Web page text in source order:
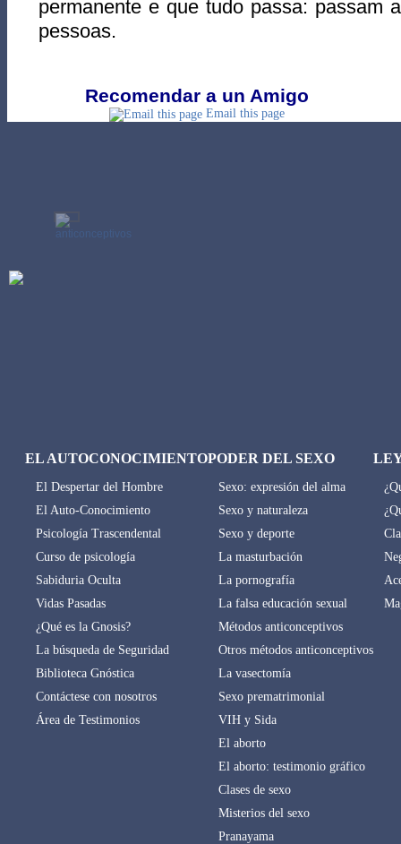
permanente e que tudo passa: passam
pessoas.
Recomendar a un Amigo
Email this page
EL AUTOCONOCIMIENTO
El Despertar del Hombre
El Auto-Conocimiento
Psicología Trascendental
Curso de psicología
Sabiduria Oculta
Vidas Pasadas
¿Qué es la Gnosis?
La búsqueda de Seguridad
Biblioteca Gnóstica
Contáctese con nosotros
Área de Testimonios
PODER DEL SEXO
Sexo: expresión del alma
Sexo y naturaleza
Sexo y deporte
La masturbación
La pornografía
La falsa educación sexual
Métodos anticonceptivos
Otros métodos anticonceptivos
La vasectomía
Sexo prematrimonial
VIH y Sida
El aborto
El aborto: testimonio gráfico
Clases de sexo
Misterios del sexo
Pranayama